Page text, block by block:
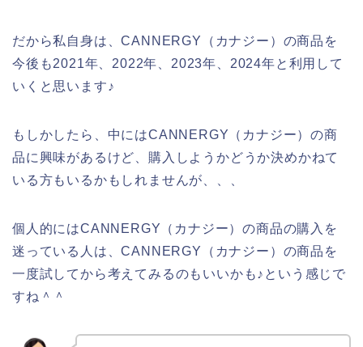
だから私自身は、CANNERGY（カナジー）の商品を
今後も2021年、2022年、2023年、2024年と利用して
いくと思います♪
もしかしたら、中にはCANNERGY（カナジー）の商
品に興味があるけど、購入しようかどうか決めかねて
いる方もいるかもしれませんが、、、
個人的にはCANNERGY（カナジー）の商品の購入を
迷っている人は、CANNERGY（カナジー）の商品を
一度試してから考えてみるのもいいかも♪という感じで
すね＾＾